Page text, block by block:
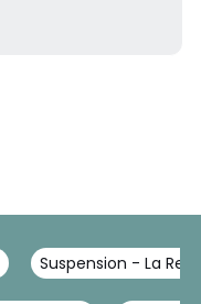
Suspension - La